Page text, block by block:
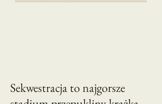
Sekwestracja to najgorsze